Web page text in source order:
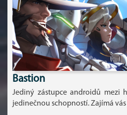
Bastion
Jediný zástupce androidů mezi
jedinečnou schopností. Zajímá